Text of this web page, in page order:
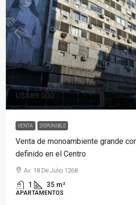
U$S89.000
VENTA DISPONIBLE
Venta de monoambiente grande
definido en el Centro
Av. 18 De Julio 1268
1 35 m²
APARTAMENTOS